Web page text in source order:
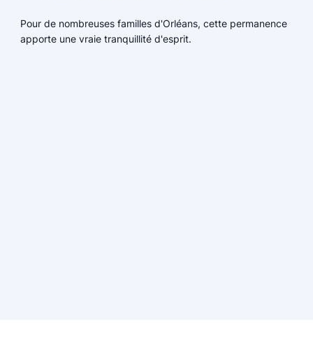
Pour de nombreuses familles d'Orléans, cette permanence
apporte une vraie tranquillité d'esprit.